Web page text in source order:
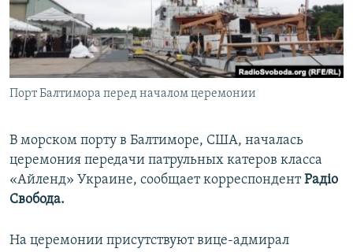
ПОБЕДИТЕЛЕЙ НЕ СУДЯТ?
КРЫМ.НЕПОКОРЕННЫЙ
ELIFBE
УКРАИНСКАЯ ПРОБЛЕМА КРЫМА
ПРИСОЕДИНЯЙТЕСЬ!
Порт Балтимора перед началом церемонии
В морском порту в Балтиморе, США, началась
церемония передачи патрульных катеров класса
«Айленд» Украине, сообщает корреспондентРадіо
Свобода.
На церемонии присутствуют вице-адмирал